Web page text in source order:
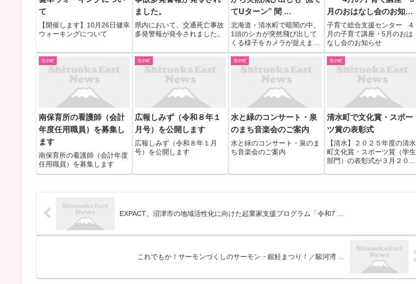
て
【開催します】10月26日健幸
ウォーキングについて
ました。
県内において、交通死亡事故
多発警報が発令されました。
てUターン” 間 …
北海道・清水町で暗闇の中、
1頭のシカが突然飛び出して
くる様子をカメラが捉えまし
た。 目撃者： びっくり。体
長2メートルの大きなオスの
シカが飛び出してきて、慌て
て急ブレーキを踏んで、間一
髪でぶつからずに済んだ。シ
カも僕の車に気づいてびっく
りし...
月のおはなし会のお知ら
せ
子育て総合支援センター 4
月の子育て講座・5月のおは
なし会のお知らせ
清水町
南保育所の看護師（会計
年度任用職員）を募集し
ます
南保育所の看護師（会計年度
任用職員）を募集します
清水町
広報しみず（令和８年１
月号）を公開します
広報しみず（令和８年１月
号）を公開します
清水町
水と緑のコンサート・泉
のまち音楽会のご案内
水と緑のコンサート・泉のま
ち音楽会のご案内
清水町
清水町で文化賞・スポー
ツ賞の表彰式
【清水】２０２５年度の清水
町文化賞・スポーツ賞（学生
部門）の表彰式が３月２０
EXPACT、沼津市の地域活性化に向けた起業家支援プログラム「令和7 …
これでもか！サーモンづくしのサーモン・銀鮭まつり！／駿河湾 …